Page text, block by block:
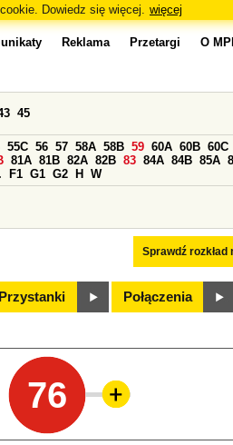
Dowiedz się więcej. więcej
Reklama Przetargi O
Sprawdź rozkład
45
55C 56 57 58A 58B 59 60A 60B 60C
81A 81B 82A 82B 83 84A 84B 85A
F1 G1 G2 H W
Przystanki Połączenia
76